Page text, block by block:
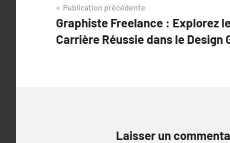
Navigation
de
l’article
Publication précédente
Graphiste Freelance : Explorez
Carrière Réussie dans le Design
Laisser un